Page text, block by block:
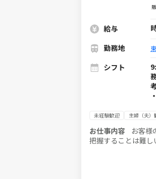
給与
勤務地
シフト
未経験歓迎 主婦（夫）
お仕事内容 お客様
把握することは難し